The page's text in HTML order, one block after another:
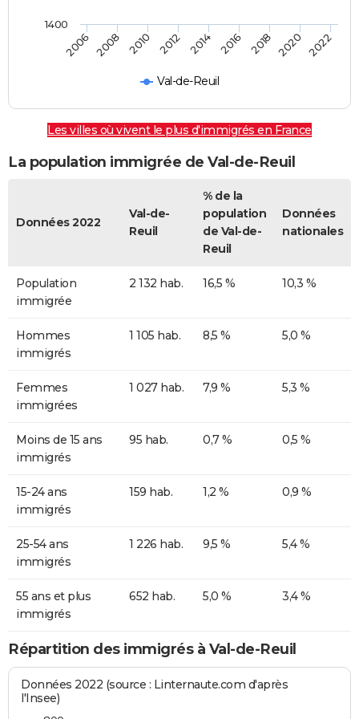
Val-de-Reuil
2006 2008 2010 2012 2014 2016 2018 2020 2022
1400
Les villes où vivent le plus d'immigrés en France
La population immigrée de Val-de-Reuil
Données 2022
Val-de-
Reuil
% de la
population
de Val-de-
Reuil
Données
nationales
Population
immigrée
2 132 hab. 16,5 % 10,3 %
Hommes
immigrés
1 105 hab. 8,5 % 5,0 %
Femmes
immigrées
1 027 hab. 7,9 % 5,3 %
Moins de 15 ans
immigrés
95 hab. 0,7 % 0,5 %
15-24 ans
immigrés
159 hab. 1,2 % 0,9 %
25-54 ans
immigrés
1 226 hab. 9,5 % 5,4 %
55 ans et plus
immigrés
652 hab. 5,0 % 3,4 %
Répartition des immigrés à Val-de-Reuil
Données 2022 (source : Linternaute.com d'après
l'Insee)